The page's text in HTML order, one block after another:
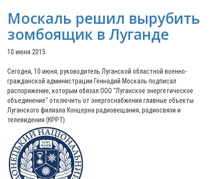
Москаль решил вырубить
зомбоящик в Луганде
10 июня 2015
Сегодня, 10 июня, руководитель Луганской областной военно-
гражданской администрации Геннадий Москаль подписал
распоряжение, которым обязал ООО "Луганское энергетическое
объединение" отключить от энергоснабжения главные объекты
Луганского филиала Концерна радиовещания, радиосвязи и
телевидения (КРРТ).